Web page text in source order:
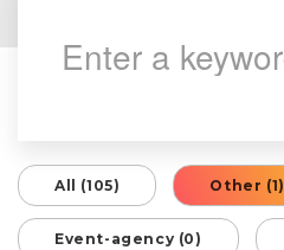
All (105) Other (1)
Event-agency (0)